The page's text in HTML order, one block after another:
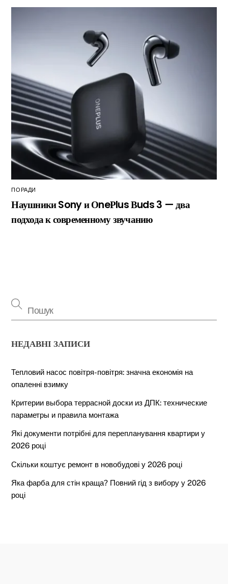
ПОРАДИ
Наушники Sony и ОneРlus Вuds 3 — два
подхода к современному звучанию
НЕДАВНІ ЗАПИСИ
Тепловий насос повітря-повітря: значна економія на
опаленні взимку
Критерии выбора террасной доски из ДПК: технические
параметры и правила монтажа
Які документи потрібні для перепланування квартири у
2026 році
Скільки коштує ремонт в новобудові у 2026 році
Яка фарба для стін краща? Повний гід з вибору у 2026
році